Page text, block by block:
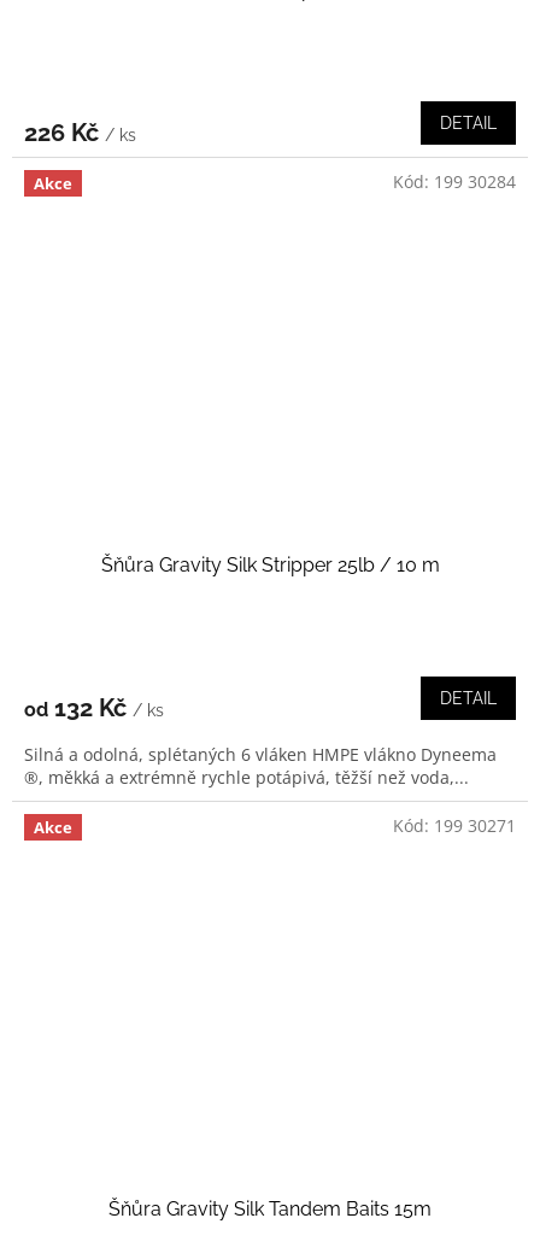
226 Kč / ks
DETAIL
Akce
Šňůra Gravity Silk Stripper 25lb / 10 m
od 132 Kč / ks
DETAIL
Silná a odolná, splétaných 6 vláken HMPE vlákno Dyneema
®, měkká a extrémně rychle potápivá, těžší než voda,...
Kód: 199 30284
Akce
Šňůra Gravity Silk Tandem Baits 15m
Kód: 199 30271